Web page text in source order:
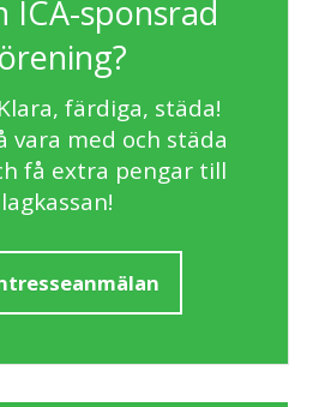
ICA-sponsrad
färdiga, städa!
vara med och städa
få extra pengar till
lagkassan!